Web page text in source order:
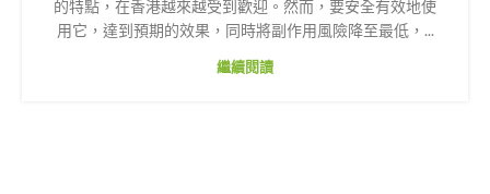
的特點，在香港越來越受到歡迎。然而，要安全有效地使
用它，達到預期的效果，同時將副作用風險降至最低，...
繼續閱讀